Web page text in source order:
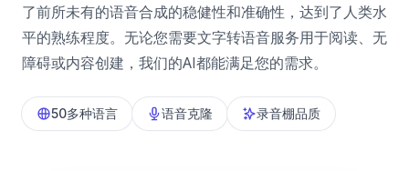
了前所未有的语音合成的稳健性和准确性，达到了人类水
平的熟练程度。无论您需要文字转语音服务用于阅读、无
障碍或内容创建，我们的AI都能满足您的需求。
50多种语言 语音克隆 录音棚品质